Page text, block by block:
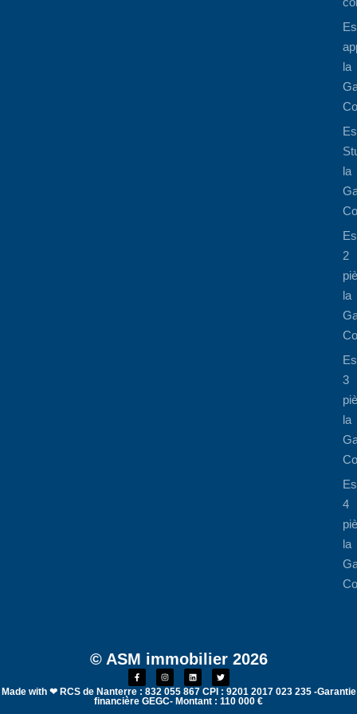
la
la
2
la
3
la
4
la
© ASM immobilier 2026
Made with ❤ RCS de Nanterre : 832 055 867 CPI : 9201 2017 023 235 -Garantie
financière GEGC- Montant : 110 000 €